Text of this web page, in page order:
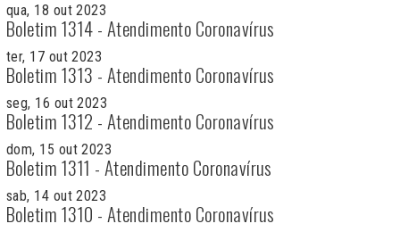
qua, 18 out 2023
Boletim 1314 - Atendimento Coronavírus
ter, 17 out 2023
Boletim 1313 - Atendimento Coronavírus
seg, 16 out 2023
Boletim 1312 - Atendimento Coronavírus
dom, 15 out 2023
Boletim 1311 - Atendimento Coronavírus
sab, 14 out 2023
Boletim 1310 - Atendimento Coronavírus